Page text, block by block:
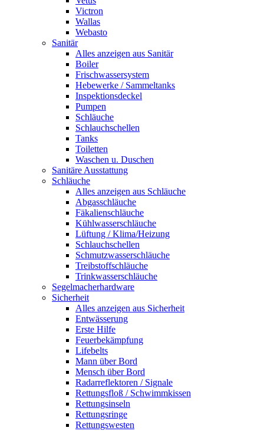
Victron
Wallas
Webasto
Sanitär
Alles anzeigen aus Sanitär
Boiler
Frischwassersystem
Hebewerke / Sammeltanks
Inspektionsdeckel
Pumpen
Schläuche
Schlauchschellen
Tanks
Toiletten
Waschen u. Duschen
Sanitäre Ausstattung
Schläuche
Alles anzeigen aus Schläuche
Abgasschläuche
Fäkalienschläuche
Kühlwasserschläuche
Lüftung / Klima/Heizung
Schlauchschellen
Schmutzwasserschläuche
Treibstoffschläuche
Trinkwasserschläuche
Segelmacherhardware
Sicherheit
Alles anzeigen aus Sicherheit
Entwässerung
Erste Hilfe
Feuerbekämpfung
Lifebelts
Mann über Bord
Mensch über Bord
Radarreflektoren / Signale
Rettungsfloß / Schwimmkissen
Rettungsinseln
Rettungsringe
Rettungswesten